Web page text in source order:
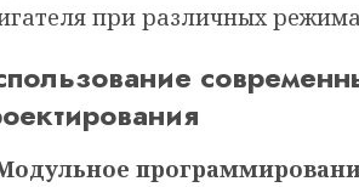
при различных